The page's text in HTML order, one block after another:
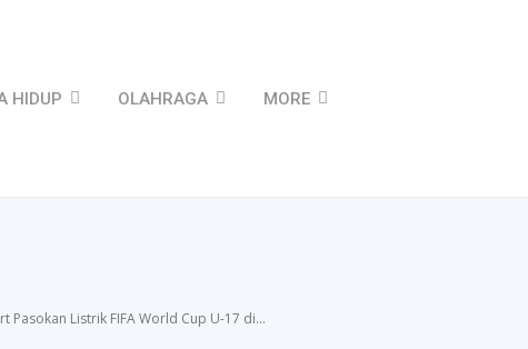
HIDUP OLAHRAGA MORE
Pasokan Listrik FIFA World Cup U-17 di...